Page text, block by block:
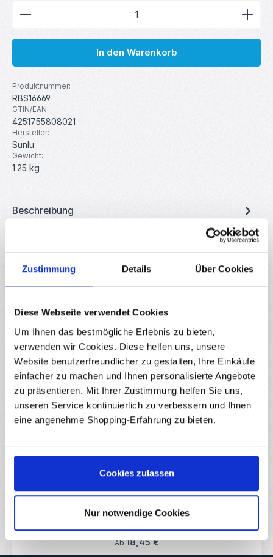
Zustimmung Details Über Cookies
Diese Webseite verwendet Cookies
Um Ihnen das bestmögliche Erlebnis zu bieten,
verwenden wir Cookies. Diese helfen uns, unsere
Website benutzerfreundlicher zu gestalten, Ihre Einkäufe
einfacher zu machen und Ihnen personalisierte Angebote
zu präsentieren. Mit Ihrer Zustimmung helfen Sie uns,
unseren Service kontinuierlich zu verbessern und Ihnen
eine angenehme Shopping-Erfahrung zu bieten.
Cookies zulassen
Nur notwendige Cookies
Produkt Anzahl: Gib den gewünschten Wert ein
In den Warenkorb
Produktnummer:
RBS16669
GTIN/EAN:
4251755808021
Hersteller:
Sunlu
Gewicht:
1.25 kg
Beschreibung
TPU Silk-Filament ist ein flexibles, elastisches Material, das
robusten Ob…Mehr
Eigenschaften
Produktgalerie überspringen
Ähnliche Produkte
Durchschnittliche Bewertung von 0 von
RBS16625
ideal für den 3D-Druck von weichen, dennoch robusten Objekten
gedruckten Teilen nicht nur eine ästhetisch ansprechende Optik,
sondern behält auch seine außergewöhnliche
Widerstandsfähigkeit und Flexibilität bei. TPU Silk ist perfekt für
Anwendungen, bei denen Flexibilität, Strapazierfähigkeit und ein
hochwertiges Finish erforderlich sind. Wichtige Hinweise Bitte
Sofort verfügbar
Regulärer Preis:
Ab18,45 €